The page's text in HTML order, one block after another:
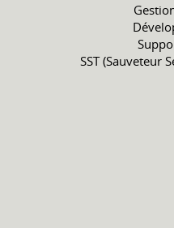
SST (Sauveteur